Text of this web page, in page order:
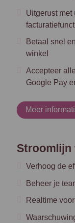
Uitgerust met
Betaal snel
winkel
Accepteer
Google Pay
Meer
Stroomlijn
Verhoog de
Beheer je
Realtime